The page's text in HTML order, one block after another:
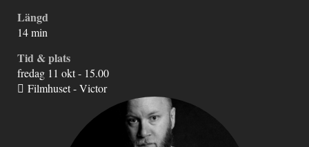
Längd
14 min
Tid & plats
fredag 11 okt - 15.00
Filmhuset - Victor